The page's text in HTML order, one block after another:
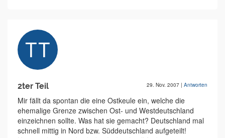
2ter Teil 29. Nov. 2007 | Antworten
Mir fällt da spontan die eine Ostkeule ein, welche die
ehemalige Grenze zwischen Ost- und Westdeutschland
einzeichnen sollte. Was hat sie gemacht? Deutschland mal
schnell mittig in Nord bzw. Süddeutschland aufgeteilt!